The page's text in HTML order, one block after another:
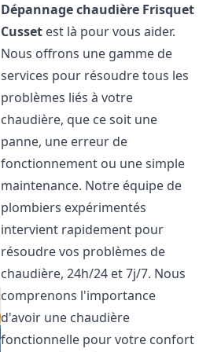
Dépannage chaudière Frisquet
Cusset est là pour vous aider.
Nous offrons une gamme de
services pour résoudre tous les
problèmes liés à votre
chaudière, que ce soit une
panne, une erreur de
fonctionnement ou une simple
maintenance. Notre équipe de
plombiers expérimentés
intervient rapidement pour
résoudre vos problèmes de
chaudière, 24h/24 et 7j/7. Nous
comprenons l'importance
d'avoir une chaudière
fonctionnelle pour votre confort